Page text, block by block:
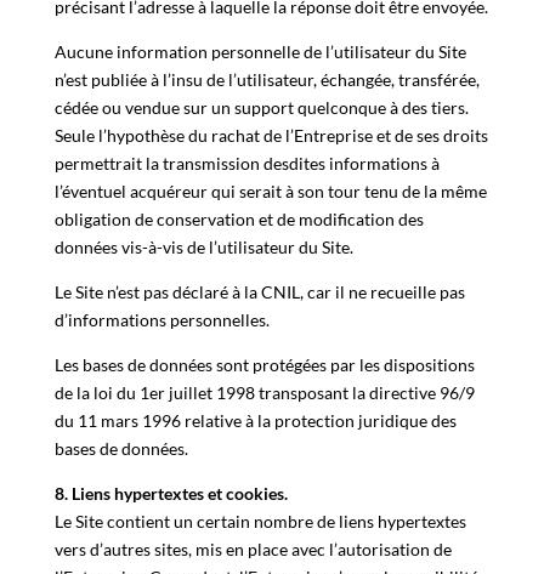
précisant l’adresse à laquelle la réponse doit être envoyée.
Aucune information personnelle de l’utilisateur du Site
n’est publiée à l’insu de l’utilisateur, échangée, transférée,
cédée ou vendue sur un support quelconque à des tiers.
Seule l’hypothèse du rachat de l’Entreprise et de ses droits
permettrait la transmission desdites informations à
l’éventuel acquéreur qui serait à son tour tenu de la même
obligation de conservation et de modification des
données vis-à-vis de l’utilisateur du Site.
Le Site n’est pas déclaré à la CNIL, car il ne recueille pas
d’informations personnelles.
Les bases de données sont protégées par les dispositions
de la loi du 1er juillet 1998 transposant la directive 96/9
du 11 mars 1996 relative à la protection juridique des
bases de données.
8. Liens hypertextes et cookies.
Le Site contient un certain nombre de liens hypertextes
vers d’autres sites, mis en place avec l’autorisation de